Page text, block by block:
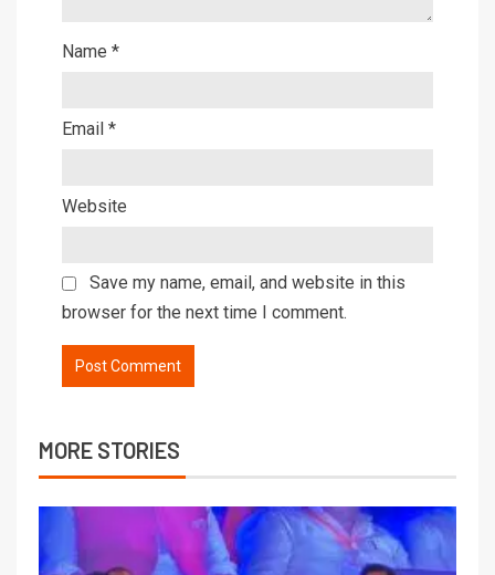
Name *
Email *
Website
Save my name, email, and website in this
browser for the next time I comment.
MORE STORIES